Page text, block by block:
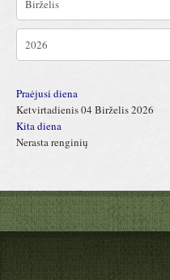
Praėjusi diena
Ketvirtadienis 04 Birželis 2026
Kita diena
Nerasta renginių